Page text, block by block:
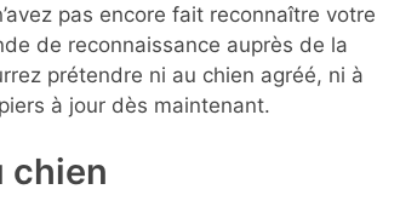
pas encore fait reconnaître votre
de reconnaissance auprès de la
prétendre ni au chien agréé, ni à
à jour dès maintenant.
chien